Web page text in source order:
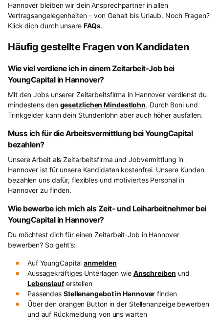
Hannover bleiben wir dein Ansprechpartner in allen
Vertragsangelegenheiten – von Gehalt bis Urlaub. Noch Fragen?
Klick dich durch unsere FAQs.
Häufig gestellte Fragen von Kandidaten
Wie viel verdiene ich in einem Zeitarbeit-Job bei
YoungCapital in Hannover?
Mit den Jobs unserer Zeitarbeitsfirma in Hannover verdienst du
mindestens den gesetzlichen Mindestlohn. Durch Boni und
Trinkgelder kann dein Stundenlohn aber auch höher ausfallen.
Muss ich für die Arbeitsvermittlung bei YoungCapital
bezahlen?
Unsere Arbeit als Zeitarbeitsfirma und Jobvermittlung in
Hannover ist für unsere Kandidaten kostenfrei. Unsere Kunden
bezahlen uns dafür, flexibles und motiviertes Personal in
Hannover zu finden.
Wie bewerbe ich mich als Zeit- und Leiharbeitnehmer bei
YoungCapital in Hannover?
Du möchtest dich für einen Zeitarbeit-Job in Hannover
bewerben? So geht’s:
Auf YoungCapitalanmelden
Aussagekräftiges Unterlagen wie Anschreiben und
Lebenslauferstellen
Passendes Stellenangebot in Hannover finden
Über den orangen Button in der Stellenanzeige bewerben
und auf Rückmeldung von uns warten